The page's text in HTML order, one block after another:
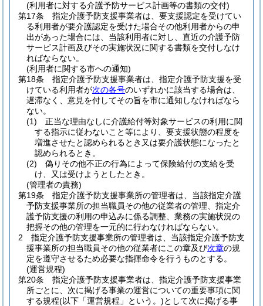
(利用者に対する介護予防サービス計画等の書類の交付)
第17条
指定介護予防支援事業者は、要支援認定を受けてい
る利用者が要介護認定を受けた場合その他利用者からの申
出があった場合には、当該利用者に対し、直近の介護予防
サービス計画及びその実施状況に関する書類を交付しなけ
ればならない。
(利用者に関する市への通知)
第18条
指定介護予防支援事業者は、指定介護予防支援を受
けている利用者が次の各号のいずれかに該当する場合は、
遅滞なく、意見を付してその旨を市に通知しなければなら
ない。
(1)
正当な理由なしに介護給付等対象サービスの利用に関
する指示に従わないこと等により、要支援状態の程度を
増進させたと認められるとき又は要介護状態になったと
認められるとき。
(2)
偽りその他不正の行為によって保険給付の支給を受
け、又は受けようとしたとき。
(管理者の責務)
第19条
指定介護予防支援事業所の管理者は、当該指定介護
予防支援事業所の担当職員その他の従業者の管理、指定介
護予防支援の利用の申込みに係る調整、業務の実施状況の
把握その他の管理を一元的に行わなければならない。
2
指定介護予防支援事業所の管理者は、当該指定介護予防支
援事業所の担当職員その他の従業者にこの章及び次章の規
定を遵守させるため必要な指揮命令を行うものとする。
(運営規程)
第20条
指定介護予防支援事業者は、指定介護予防支援事業
所ごとに、次に掲げる事業の運営についての重要事項に関
する規程(以下「運営規程」という。)として次に掲げる事